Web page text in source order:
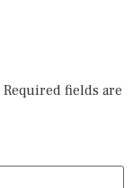
Required fields are